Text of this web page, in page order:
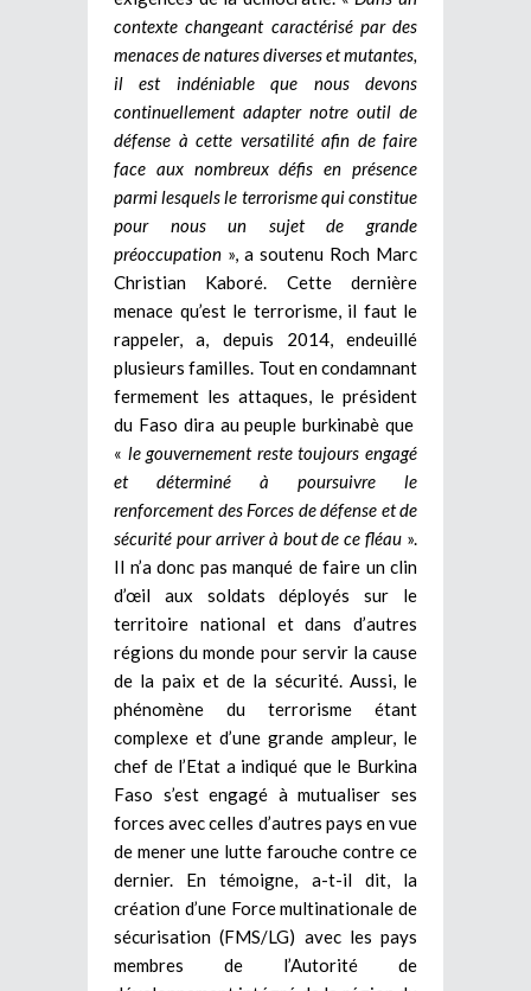
contexte changeant caractérisé par des
menaces de natures diverses et mutantes,
il est indéniable que nous devons
continuellement adapter notre outil de
défense à cette versatilité afin de faire
face aux nombreux défis en présence
parmi lesquels le terrorisme qui constitue
pour nous un sujet de grande
préoccupation », a soutenu Roch Marc
Christian Kaboré. Cette dernière
menace qu’est le terrorisme, il faut le
rappeler, a, depuis 2014, endeuillé
plusieurs familles. Tout en condamnant
fermement les attaques, le président
du Faso dira au peuple burkinabè que
« le gouvernement reste toujours engagé
et déterminé à poursuivre le
renforcement des Forces de défense et de
sécurité pour arriver à bout de ce fléau ».
Il n’a donc pas manqué de faire un clin
d’œil aux soldats déployés sur le
territoire national et dans d’autres
régions du monde pour servir la cause
de la paix et de la sécurité. Aussi, le
phénomène du terrorisme étant
complexe et d’une grande ampleur, le
chef de l’Etat a indiqué que le Burkina
Faso s’est engagé à mutualiser ses
forces avec celles d’autres pays en vue
de mener une lutte farouche contre ce
dernier. En témoigne, a-t-il dit, la
création d’une Force multinationale de
sécurisation (FMS/LG) avec les pays
membres de l’Autorité de